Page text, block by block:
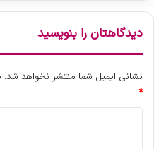
دیدگاهتان را بنویسید
نشانی ایمیل شما منتشر نخواهد شد.
*